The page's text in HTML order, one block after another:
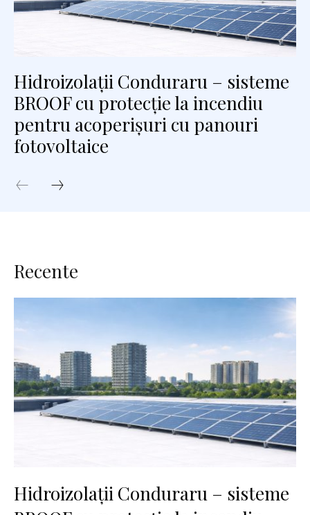
Hidroizolații Conduraru – sisteme
BROOF cu protecție la incendiu
pentru acoperișuri cu panouri
fotovoltaice
Recente
Hidroizolații Conduraru – sisteme